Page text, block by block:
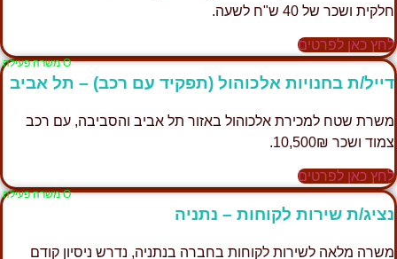
חלקית ושכר של 40 ש"ח לשעה.
לחץ כאן לפרטים
Ο משרה פעילה
דייל/ת בחנויות אלכוהול (תפקיד עם רכב) – תל אביב
משרת שטח למכירת אלכוהול באזור תל אביב והסביבה, עם רכב
צמוד ושכר 10,500₪.
לחץ כאן לפרטים
Ο משרה פעילה
נציג/ת שירות לקוחות – נתניה
משרה מלאה לשירות לקוחות בחברה בנתניה, נדרש ניסיון קודם